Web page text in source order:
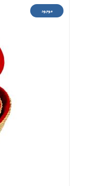
موجود